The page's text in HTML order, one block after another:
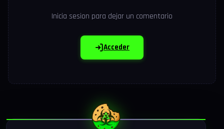
Inicia sesion para dejar un comentario
Acceder